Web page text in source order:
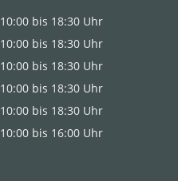
10:00 bis 18:30 Uhr
10:00 bis 18:30 Uhr
10:00 bis 18:30 Uhr
10:00 bis 18:30 Uhr
10:00 bis 18:30 Uhr
10:00 bis 16:00 Uhr